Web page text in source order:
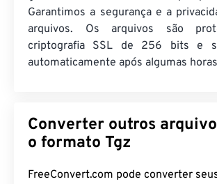
Garantimos a segurança e a
arquivos. Os arquivos são
criptografia SSL de 256 bits e
automaticamente após algumas
Converter outros
o formato Tgz
FreeConvert.com pode converter